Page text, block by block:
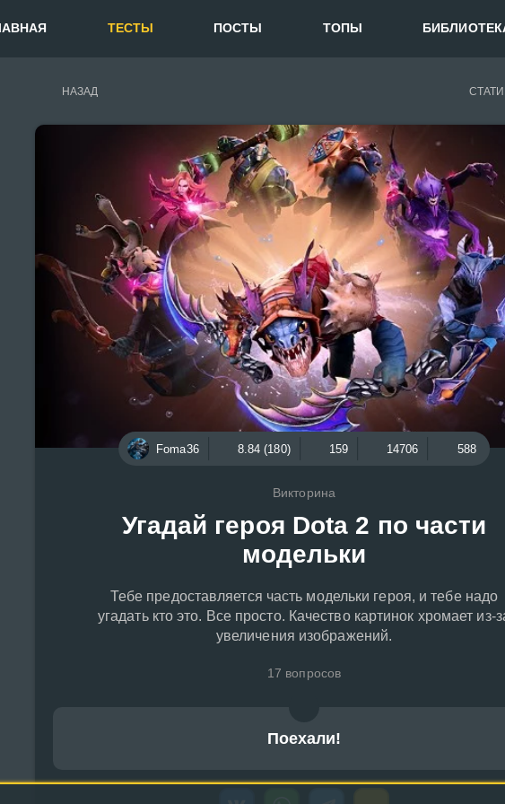
ТЕСТЫ ПОСТЫ ТОПЫ
НАЗАД
Foma36 8.84 (180) 159 14706 588
Викторина
Угадай героя Dota 2 по части
модельки
Тебе предоставляется часть модельки героя, и тебе надо
угадать кто это. Все просто. Качество картинок хромает из-
увеличения изображений.
17 вопросов
Поехали!